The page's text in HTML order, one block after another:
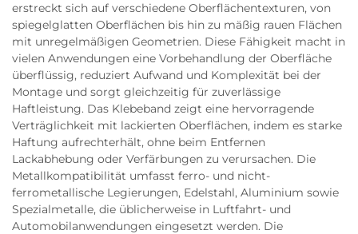
erstreckt sich auf verschiedene Oberflächentexturen, von
spiegelglatten Oberflächen bis hin zu mäßig rauen Flächen
mit unregelmäßigen Geometrien. Diese Fähigkeit macht in
vielen Anwendungen eine Vorbehandlung der Oberfläche
überflüssig, reduziert Aufwand und Komplexität bei der
Montage und sorgt gleichzeitig für zuverlässige
Haftleistung. Das Klebeband zeigt eine hervorragende
Verträglichkeit mit lackierten Oberflächen, indem es starke
Haftung aufrechterhält, ohne beim Entfernen
Lackabhebung oder Verfärbungen zu verursachen. Die
Metallkompatibilität umfasst ferro- und nicht-
ferrometallische Legierungen, Edelstahl, Aluminium sowie
Spezialmetalle, die üblicherweise in Luftfahrt- und
Automobilanwendungen eingesetzt werden. Die